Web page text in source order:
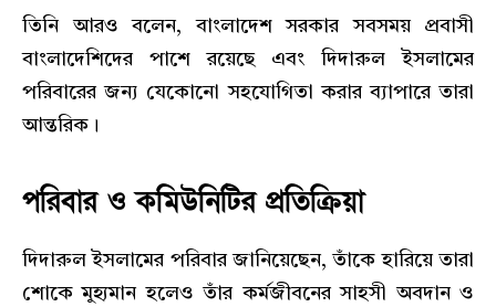
তিনি আরও বলেন, বাংলাদেশ সরকার সবসময় প্রবাসী
বাংলাদেশিদের পাশে রয়েছে এবং দিদারুল ইসলামের
পরিবারের জন্য যেকোনো সহযোগিতা করার ব্যাপারে তারা
আন্তরিক।
পরিবার ও কমিউনিটির প্রতিক্রিয়া
দিদারুল ইসলামের পরিবার জানিয়েছেন, তাঁকে হারিয়ে তারা
শোকে মুহ্যমান হলেও তাঁর কর্মজীবনের সাহসী অবদান ও